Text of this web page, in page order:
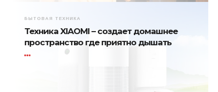
БЫТОВАЯ ТЕХНИКА
Техника XIAOMI – создает домашнее
пространство где приятно дышать